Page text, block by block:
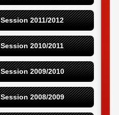
Session 2011/2012
Session 2010/2011
Session 2009/2010
Session 2008/2009